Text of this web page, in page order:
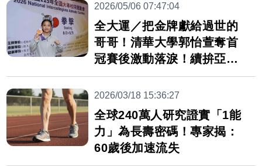
2026/05/06 07:47:04
全大運／把金牌獻給過世的
哥哥！清華大學郭怡萱奪首
冠賽後激動落淚！續拚亞運
資格
2026/03/18 15:36:27
全球240萬人研究證實「1能
力」為長壽密碼！專家揭：
60歲後加速流失